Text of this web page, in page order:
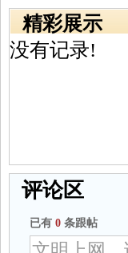
精彩展示
没有记录!
评论区
已有 0 条跟帖